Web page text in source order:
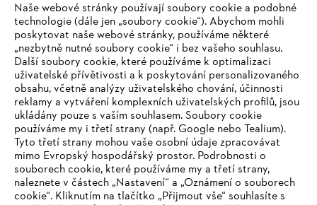
#STIHL
Společnost
Naše webové stránky používají soubory cookie a podobné
technologie (dále jen „soubory cookie“). Abychom mohli
poskytovat naše webové stránky, používáme některé
„nezbytně nutné soubory cookie“ i bez vašeho souhlasu.
Další soubory cookie, které používáme k optimalizaci
uživatelské přívětivosti a k poskytování personalizovaného
obsahu, včetně analýzy uživatelského chování, účinnosti
reklamy a vytváření komplexních uživatelských profilů, jsou
ukládány pouze s vaším souhlasem. Soubory cookie
používáme my i třetí strany (např. Google nebo Tealium).
Tyto třetí strany mohou vaše osobní údaje zpracovávat
mimo Evropský hospodářský prostor. Podrobnosti o
souborech cookie, které používáme my a třetí strany,
naleznete v částech „Nastavení“ a „Oznámení o souborech
cookie“. Kliknutím na tlačítko „Přijmout vše“ souhlasíte s